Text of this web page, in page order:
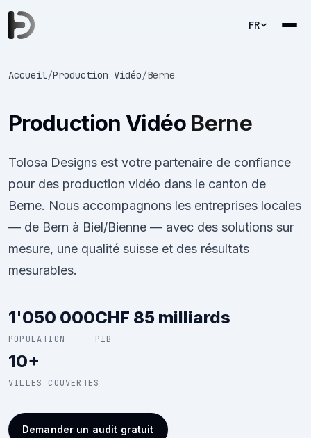
FR
Accueil/Production Vidéo/Berne
Production Vidéo Berne
Tolosa Designs est votre partenaire de confiance
pour des production vidéo dans le canton de
Berne. Nous accompagnons les entreprises locales
— de Bern à Biel/Bienne — avec des solutions sur
mesure, une qualité suisse et des résultats
mesurables.
1'050 000
POPULATION
CHF 85 milliards
PIB
10+
VILLES COUVERTES
Demander un audit gratuit